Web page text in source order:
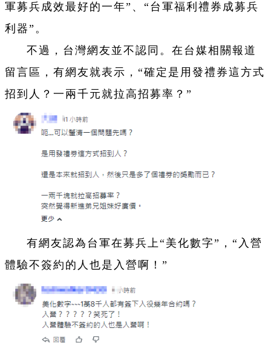
軍募兵成效最好的一年”、“台軍福利禮券成募兵
利器”。
不過，台灣網友並不認同。在台媒相關報道
留言區，有網友就表示，“確定是用發禮券這方式
招到人？一兩千元就拉高招募率？”
有網友認為台軍在募兵上“美化數字”，“入營
體驗不簽約的人也是入營啊！”